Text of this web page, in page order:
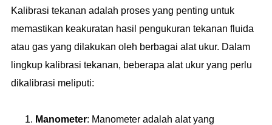
Kalibrasi tekanan adalah proses yang penting untuk
memastikan keakuratan hasil pengukuran tekanan fluida
atau gas yang dilakukan oleh berbagai alat ukur. Dalam
lingkup kalibrasi tekanan, beberapa alat ukur yang perlu
dikalibrasi meliputi:
Manometer: Manometer adalah alat yang